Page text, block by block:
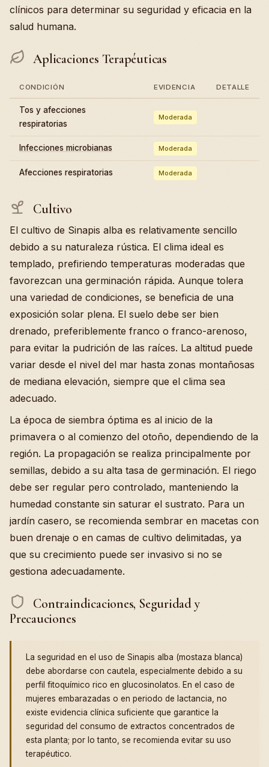
clínicos para determinar su seguridad y eficacia en la
salud humana.
Aplicaciones Terapéuticas
CONDICIÓN EVIDENCIA DETALLE
Tos y afecciones
respiratorias
Moderada
Infecciones microbianas Moderada
Afecciones respiratorias Moderada
Cultivo
El cultivo de Sinapis alba es relativamente sencillo
debido a su naturaleza rústica. El clima ideal es
templado, prefiriendo temperaturas moderadas que
favorezcan una germinación rápida. Aunque tolera
una variedad de condiciones, se beneficia de una
exposición solar plena. El suelo debe ser bien
drenado, preferiblemente franco o franco-arenoso,
para evitar la pudrición de las raíces. La altitud puede
variar desde el nivel del mar hasta zonas montañosas
de mediana elevación, siempre que el clima sea
adecuado.
La época de siembra óptima es al inicio de la
primavera o al comienzo del otoño, dependiendo de la
región. La propagación se realiza principalmente por
semillas, debido a su alta tasa de germinación. El riego
debe ser regular pero controlado, manteniendo la
humedad constante sin saturar el sustrato. Para un
jardín casero, se recomienda sembrar en macetas con
buen drenaje o en camas de cultivo delimitadas, ya
que su crecimiento puede ser invasivo si no se
gestiona adecuadamente.
Contraindicaciones, Seguridad y
Precauciones
La seguridad en el uso de Sinapis alba (mostaza blanca)
debe abordarse con cautela, especialmente debido a su
perfil fitoquímico rico en glucosinolatos. En el caso de
mujeres embarazadas o en periodo de lactancia, no
existe evidencia clínica suficiente que garantice la
seguridad del consumo de extractos concentrados de
esta planta; por lo tanto, se recomienda evitar su uso
terapéutico.